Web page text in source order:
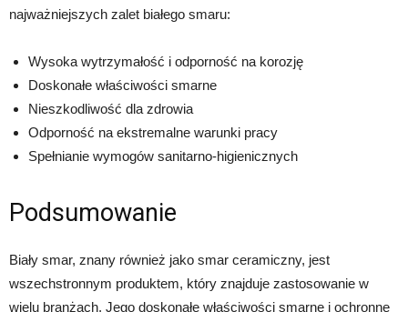
najważniejszych zalet białego smaru:
Wysoka wytrzymałość i odporność na korozję
Doskonałe właściwości smarne
Nieszkodliwość dla zdrowia
Odporność na ekstremalne warunki pracy
Spełnianie wymogów sanitarno-higienicznych
Podsumowanie
Biały smar, znany również jako smar ceramiczny, jest
wszechstronnym produktem, który znajduje zastosowanie w
wielu branżach. Jego doskonałe właściwości smarne i ochronne